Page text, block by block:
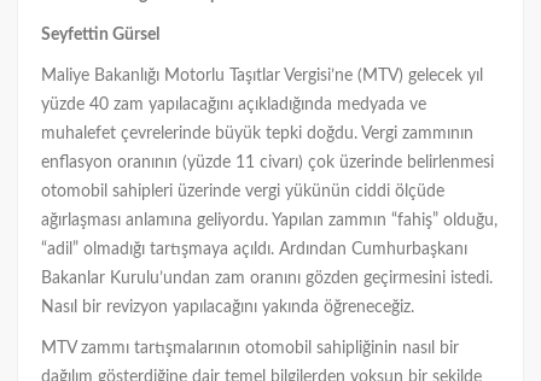
Seyfettin Gürsel
Maliye Bakanlığı Motorlu Taşıtlar Vergisi’ne (MTV) gelecek yıl
yüzde 40 zam yapılacağını açıkladığında medyada ve
muhalefet çevrelerinde büyük tepki doğdu. Vergi zammının
enflasyon oranının (yüzde 11 civarı) çok üzerinde belirlenmesi
otomobil sahipleri üzerinde vergi yükünün ciddi ölçüde
ağırlaşması anlamına geliyordu. Yapılan zammın “fahiş” olduğu,
“adil” olmadığı tartışmaya açıldı. Ardından Cumhurbaşkanı
Bakanlar Kurulu’undan zam oranını gözden geçirmesini istedi.
Nasıl bir revizyon yapılacağını yakında öğreneceğiz.
MTV zammı tartışmalarının otomobil sahipliğinin nasıl bir